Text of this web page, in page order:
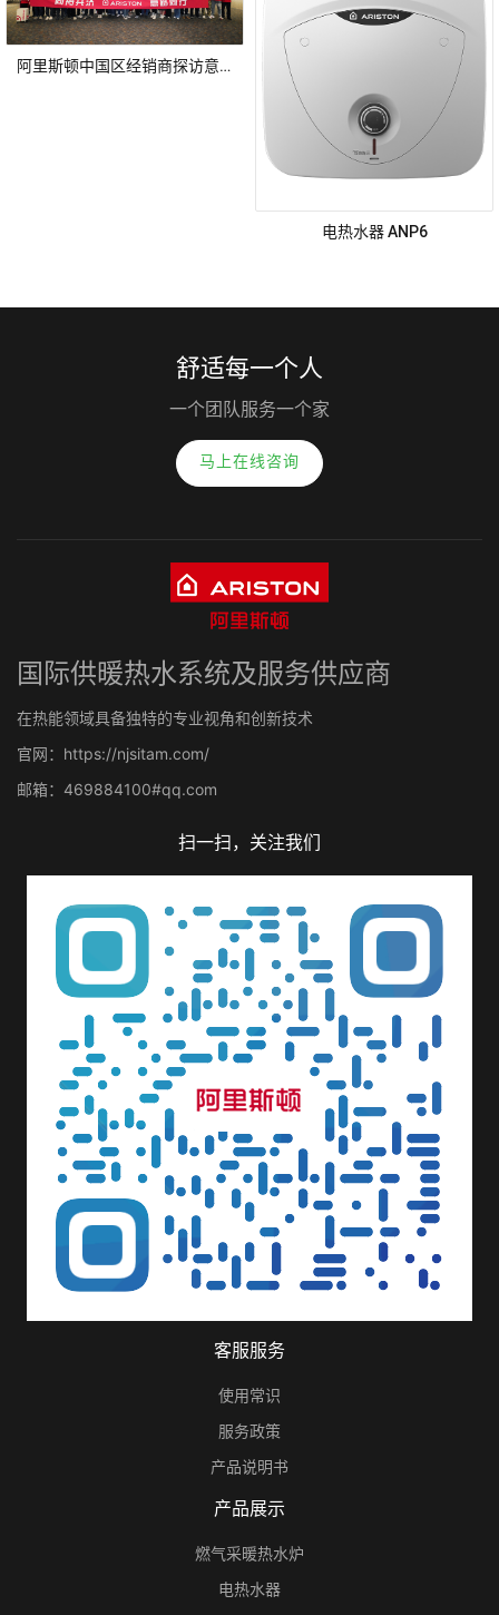
阿里斯顿中国区经销商探访意大利总部
电热水器 ANP6
舒适每一个人
一个团队服务一个家
马上在线咨询
国际供暖热水系统及服务供应商
在热能领域具备独特的专业视角和创新技术
官网：https://njsitam.com/
邮箱：469884100#qq.com
扫一扫，关注我们
客服服务
使用常识
服务政策
产品说明书
产品展示
燃气采暖热水炉
电热水器